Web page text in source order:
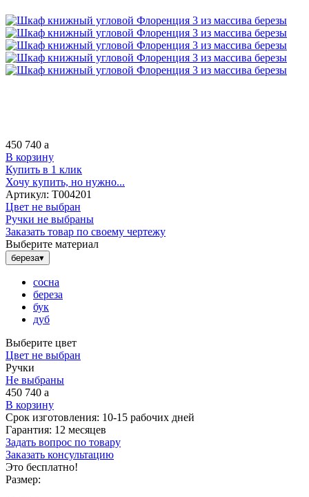
450 740 a
В корзину
Купить в 1 клик
Хочу купить, но нужно...
Артикул: Т004201
Цвет не выбран
Ручки не выбраны
Заказать товар по своему чертежу
Выберите материал
береза▾
сосна
береза
бук
дуб
Выберите цвет
Цвет не выбран
Ручки
Не выбраны
450 740 a
В корзину
Срок изготовления: 10-15 рабочих дней
Гарантия: 12 месяцев
Задать вопрос по товару
Заказать консультацию
Это бесплатно!
Размер: